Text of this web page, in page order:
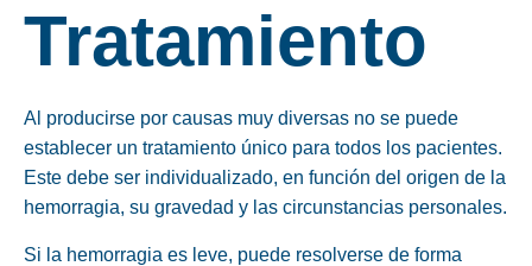
Tratamiento
Al producirse por causas muy diversas no se puede
establecer un tratamiento único para todos los pacientes.
Este debe ser individualizado, en función del origen de la
hemorragia, su gravedad y las circunstancias personales.
Si la hemorragia es leve, puede resolverse de forma